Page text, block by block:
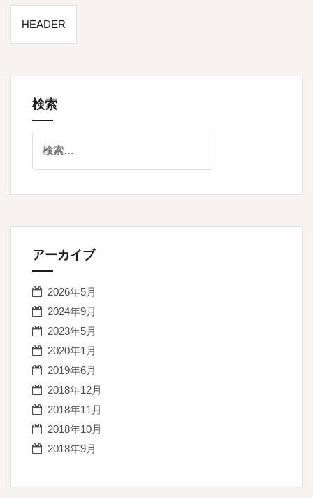
投
稿
ビ
ン
HEADER
検索
索:
アーカイブ
2026年5月
2024年9月
2023年5月
2020年1月
2019年6月
2018年12月
2018年11月
2018年10月
2018年9月